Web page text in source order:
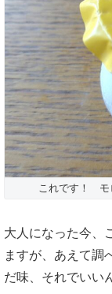
これです！ モ
大人になった今、
ますが、あえて調
だ味、それでいい